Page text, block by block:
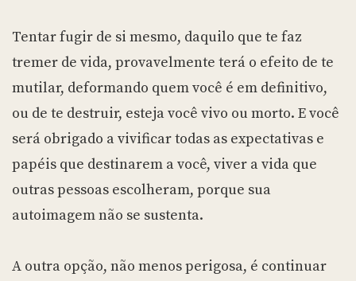
Tentar fugir de si mesmo, daquilo que te faz
tremer de vida, provavelmente terá o efeito de te
mutilar, deformando quem você é em definitivo,
ou de te destruir, esteja você vivo ou morto. E você
será obrigado a vivificar todas as expectativas e
papéis que destinarem a você, viver a vida que
outras pessoas escolheram, porque sua
autoimagem não se sustenta.
A outra opção, não menos perigosa, é continuar